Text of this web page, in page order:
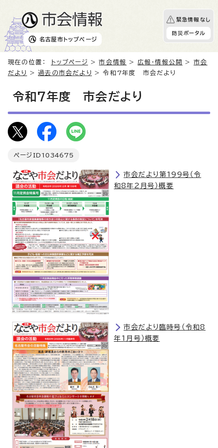
名古屋市 トップページ
緊急情報なし
防災ポータル
現在の位置： トップページ >市会情報 > 広報・情報公開 > 市会
だより
>過去の市会だより > 令和7年度 市会だより
令和7年度 市会だより
ページID 1034675
市会だより第199号（令
和8年2月号）概要
市会だより臨時号（令和8
年1月号）概要